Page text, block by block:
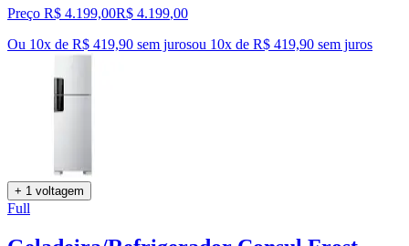
Preço R$ 4.199,00R$ 4.199,00
Ou 10x de R$ 419,90 sem jurosou 10x de R$ 419,90 sem juros
+ 1 voltagem
Full